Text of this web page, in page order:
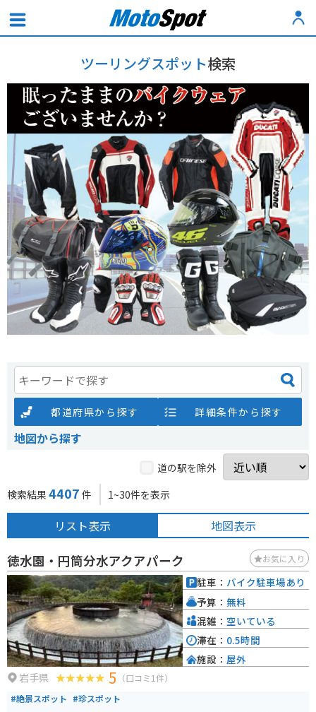
ツーリングスポット検索
都道府県から探す 詳細条件から探す
地図から探す
道の駅を除外
検索結果 4407 件 1~30件を表示
リスト表示 地図表示
徳水園・円筒分水アクアパーク お気に入り
岩手県 5 （口コミ1件）
#絶景スポット #珍スポット
駐車： バイク駐車場あり
予算： 無料
混雑： 空いている
滞在： 0.5時間
施設： 屋外